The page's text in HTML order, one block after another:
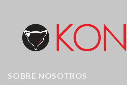
SOBRE NOSOTROS